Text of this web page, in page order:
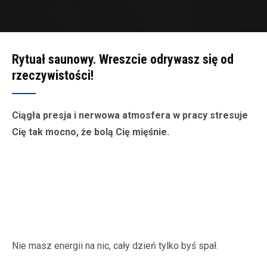
Rytuał saunowy. Wreszcie odrywasz się od
rzeczywistości!
Ciągła presja i nerwowa atmosfera w pracy stresuje
Cię tak mocno, że bolą Cię mięśnie.
Nie masz energii na nic, cały dzień tylko byś spał.